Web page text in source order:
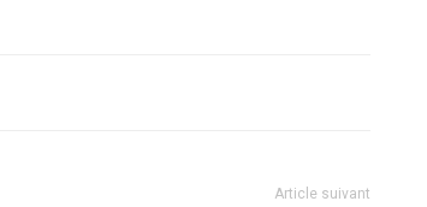
Article suivant